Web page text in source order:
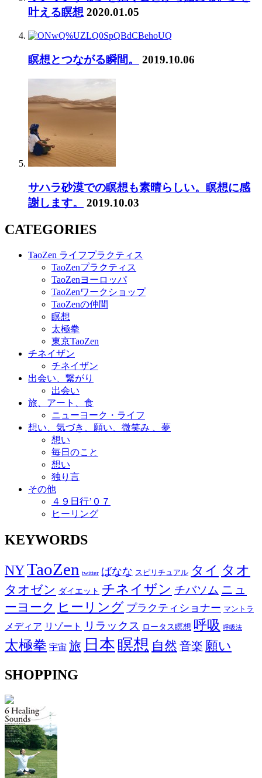
叶える瞑想 2020.01.05
瞑想とつながる瞬間。 2019.10.06
サハラ砂漠での瞑想も素晴らしい。瞑想に感
謝します。
2019.10.03
CATEGORIES
TaoZen ライフプラクティス
TaoZenプラクティス
TaoZenヨーロッパ
TaoZenワークショップ
TaoZenの仲間
瞑想
太極拳
東京TaoZen
チネイザン
チネイザン
出会い、繋がり
出会い
旅、アート、食
ニューヨーク・ライフ
想い、気づき、願い、微笑み 、夢
想い
毎日のこと
想い
独り言
その他
４９日行’０７
ヒーリング
KEYWORDS
NYTaoZen twitter ばなな スピリチュアル タイ タオ
タオゼン ダイエット チネイザン チバソム ニュ
ーヨーク ヒーリング プラクティショナー マントラ
メディア リゾート リラックス ロータス瞑想 呼吸 呼吸法
太極拳 宇宙 旅 日本 瞑想 自然 音楽 願い
SHOPPING